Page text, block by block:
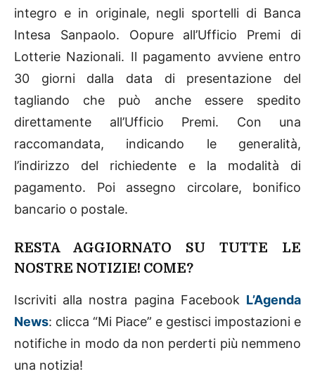
integro e in originale, negli sportelli di Banca
Intesa Sanpaolo. Oopure all’Ufficio Premi di
Lotterie Nazionali. Il pagamento avviene entro
30 giorni dalla data di presentazione del
tagliando che può anche essere spedito
direttamente all’Ufficio Premi. Con una
raccomandata, indicando le generalità,
l’indirizzo del richiedente e la modalità di
pagamento. Poi assegno circolare, bonifico
bancario o postale.
RESTA AGGIORNATO SU TUTTE LE
NOSTRE NOTIZIE! COME?
Iscriviti alla nostra pagina Facebook L’Agenda
News: clicca “Mi Piace” e gestisci impostazioni e
notifiche in modo da non perderti più nemmeno
una notizia!